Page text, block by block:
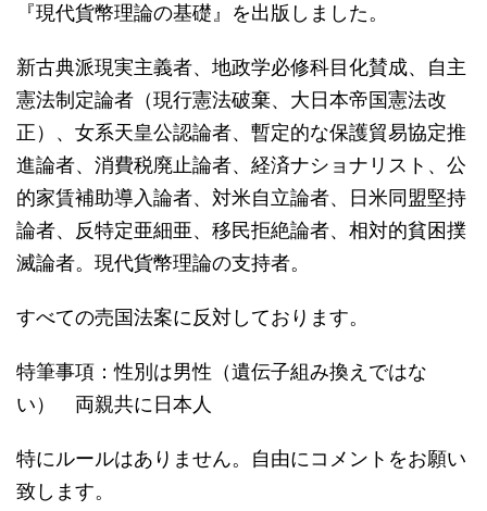
『現代貨幣理論の基礎』を出版しました。
新古典派現実主義者、地政学必修科目化賛成、自主
憲法制定論者（現行憲法破棄、大日本帝国憲法改
正）、女系天皇公認論者、暫定的な保護貿易協定推
進論者、消費税廃止論者、経済ナショナリスト、公
的家賃補助導入論者、対米自立論者、日米同盟堅持
論者、反特定亜細亜、移民拒絶論者、相対的貧困撲
滅論者。現代貨幣理論の支持者。
すべての売国法案に反対しております。
特筆事項：性別は男性（遺伝子組み換えではな
い） 両親共に日本人
特にルールはありません。自由にコメントをお願い
致します。